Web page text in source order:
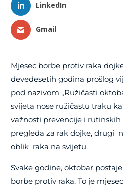
LinkedIn
Gmail
Mjesec borbe protiv raka
devedesetih godina prošlog
pod nazivom „Ružičasti
svijeta nose ružičastu traku
važnosti prevencije i
pregleda za rak dojke, drugi
oblik raka na svijetu.
Svake godine, oktobar
borbe protiv raka. To je